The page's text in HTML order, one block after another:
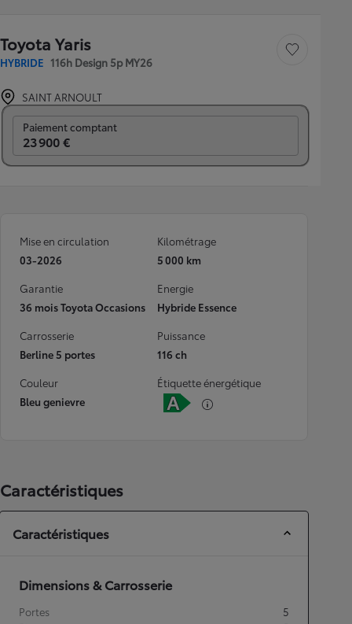
Toyota Yaris
HYBRIDE 116h Design 5p MY26
Sauvegarder le
SAINT ARNOULT
Paiement comptant
23 900 €
Mise en circulation
03-2026
Kilométrage
5 000 km
Garantie
36 mois Toyota Occasions
Energie
Hybride Essence
Carrosserie
Berline 5 portes
Puissance
116 ch
Couleur
Bleu genievre
Étiquette énergétique
Caractéristiques
Caractéristiques
Dimensions & Carrosserie
Portes
5